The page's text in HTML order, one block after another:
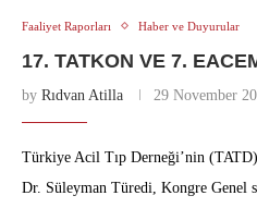
Faaliyet Raporları Haber ve Duyurular
17. TATKON VE 7.
by Rıdvan Atilla 29 November
Türkiye Acil Tıp Derneği’nin (TATD)
Dr. Süleyman Türedi, Kongre Genel